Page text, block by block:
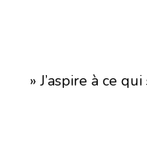
» J’aspire à ce